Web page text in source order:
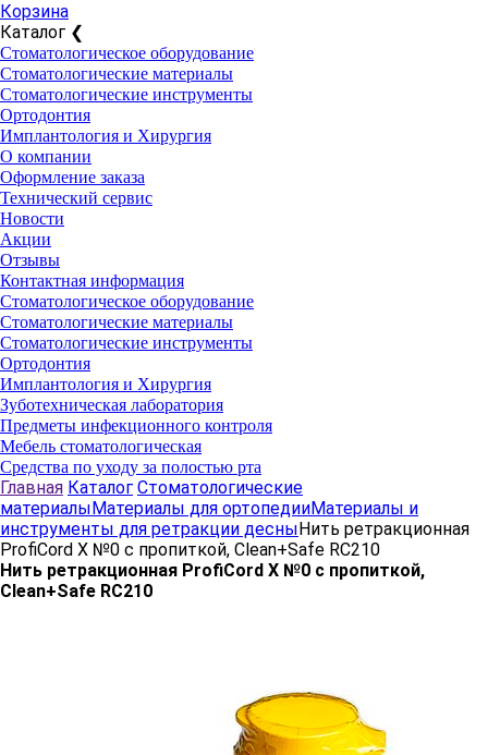
Корзина
Каталог ❮
Стоматологическое оборудование
Стоматологические материалы
Стоматологические инструменты
Ортодонтия
Имплантология и Хирургия
О компании
Оформление заказа
Технический сервис
Новости
Акции
Отзывы
Контактная информация
Стоматологическое оборудование
Стоматологические материалы
Стоматологические инструменты
Ортодонтия
Имплантология и Хирургия
Зуботехническая лаборатория
Предметы инфекционного контроля
Мебель стоматологическая
Средства по уходу за полостью рта
Главная Каталог Стоматологические
материалы Материалы для ортопедииМатериалы и
инструменты для ретракции десны Нить ретракционная
ProfiCord X №0 c пропиткой, Clean+Safe RC210
Нить ретракционная ProfiCord X №0 c пропиткой,
Clean+Safe RC210